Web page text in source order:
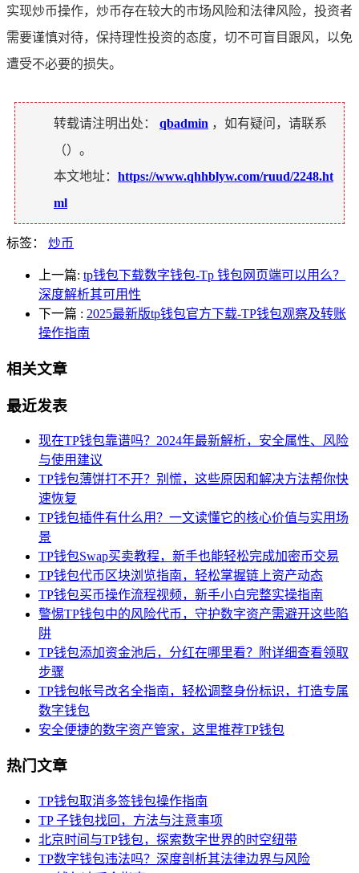
实现炒币操作，炒币存在较大的市场风险和法律风险，投资者
需要谨慎对待，保持理性投资的态度，切不可盲目跟风，以免
遭受不必要的损失。
转载请注明出处： qbadmin ，如有疑问，请联系
（）。
本文地址： https://www.qhhblyw.com/ruud/2248.ht
ml
标签： 炒币
上一篇: tp钱包下载数字钱包-Tp 钱包网页端可以用么？
深度解析其可用性
下一篇 : 2025最新版tp钱包官方下载-TP钱包观察及转账
操作指南
相关文章
最近发表
现在TP钱包靠谱吗？2024年最新解析，安全属性、风险
与使用建议
TP钱包薄饼打不开？别慌，这些原因和解决方法帮你快
速恢复
TP钱包插件有什么用？一文读懂它的核心价值与实用场
景
TP钱包Swap买卖教程，新手也能轻松完成加密币交易
TP钱包代币区块浏览指南，轻松掌握链上资产动态
TP钱包买币操作流程视频，新手小白完整实操指南
警惕TP钱包中的风险代币，守护数字资产需避开这些陷
阱
TP钱包添加资金池后，分红在哪里看？附详细查看领取
步骤
TP钱包帐号改名全指南，轻松调整身份标识，打造专属
数字钱包
安全便捷的数字资产管家，这里推荐TP钱包
热门文章
TP钱包取消多签钱包操作指南
TP 子钱包找回，方法与注意事项
北京时间与TP钱包，探索数字世界的时空纽带
TP数字钱包违法吗？深度剖析其法律边界与风险